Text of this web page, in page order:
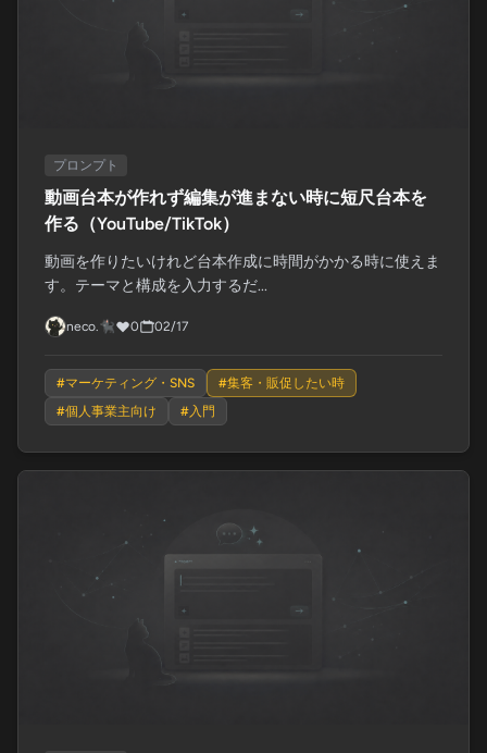
プロンプト
動画台本が作れず編集が進まない時に短尺台本を
作る（YouTube/TikTok）
動画を作りたいけれど台本作成に時間がかかる時に使えま
す。テーマと構成を入力するだ...
neco.🐈‍⬛ 0 02/17
#マーケティング・SNS #集客・販促したい時
#個人事業主向け #入門